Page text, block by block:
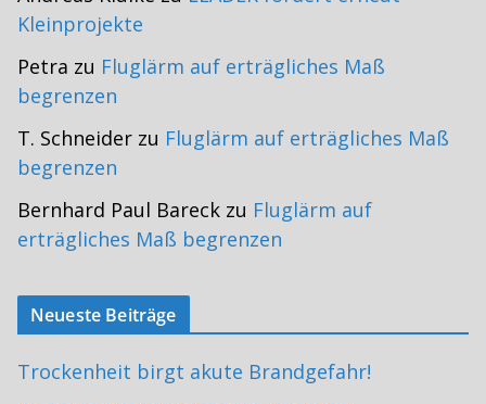
Kleinprojekte
Petra zu Fluglärm auf erträgliches Maß
begrenzen
T. Schneider zu Fluglärm auf erträgliches Maß
begrenzen
Bernhard Paul Bareck zu Fluglärm auf
erträgliches Maß begrenzen
Neueste Beiträge
Trockenheit birgt akute Brandgefahr!